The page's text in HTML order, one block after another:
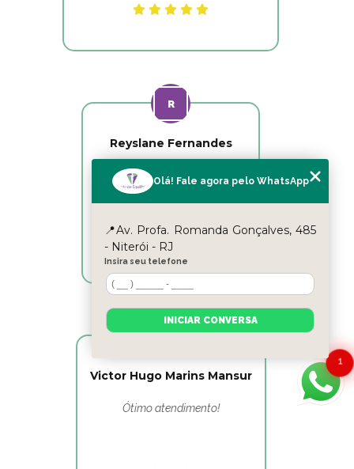
Reyslane Fernandes
Excelente equipe!!
Victor Hugo Marins Mansur
Ótimo atendimento!
1
Olá! Fale agora pelo WhatsApp
📍Av. Profa. Romanda Gonçalves, 485
- Niterói - RJ
Insira seu telefone
INICIAR CONVERSA